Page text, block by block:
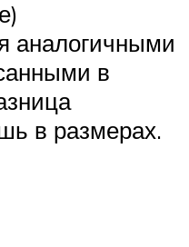
аналогичными
в
в размерах.